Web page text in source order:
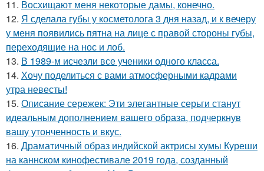
11. Восхищают меня некоторые дамы, конечно.
12. Я сделала губы у косметолога 3 дня назад, и к вечеру
у меня появились пятна на лице с правой стороны губы,
переходящие на нос и лоб.
13. В 1989-м исчезли все ученики одного класса.
14. Хочу поделиться с вами атмосферными кадрами
утра невесты!
15. Описание сережек: Эти элегантные серьги станут
идеальным дополнением вашего образа, подчеркнув
вашу утонченность и вкус.
16. Драматичный образ индийской актрисы хумы Куреши
на каннском кинофестивале 2019 года, созданный